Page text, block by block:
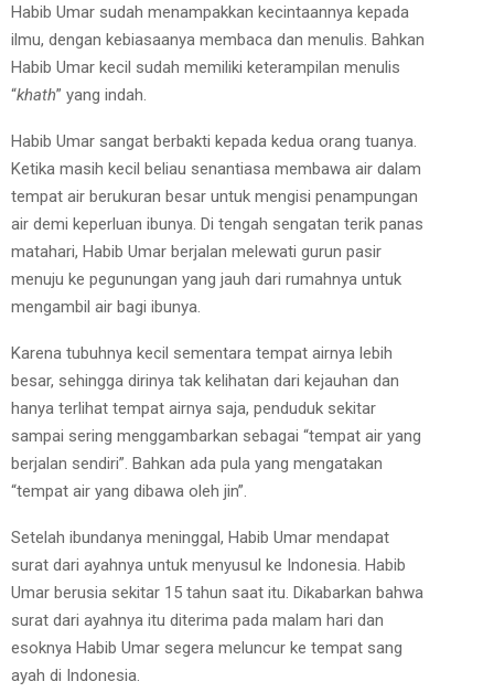
Habib Umar sudah menampakkan kecintaannya kepada
ilmu, dengan kebiasaanya membaca dan menulis. Bahkan
Habib Umar kecil sudah memiliki keterampilan menulis
“khath” yang indah.
Habib Umar sangat berbakti kepada kedua orang tuanya.
Ketika masih kecil beliau senantiasa membawa air dalam
tempat air berukuran besar untuk mengisi penampungan
air demi keperluan ibunya. Di tengah sengatan terik panas
matahari, Habib Umar berjalan melewati gurun pasir
menuju ke pegunungan yang jauh dari rumahnya untuk
mengambil air bagi ibunya.
Karena tubuhnya kecil sementara tempat airnya lebih
besar, sehingga dirinya tak kelihatan dari kejauhan dan
hanya terlihat tempat airnya saja, penduduk sekitar
sampai sering menggambarkan sebagai “tempat air yang
berjalan sendiri”. Bahkan ada pula yang mengatakan
“tempat air yang dibawa oleh jin”.
Setelah ibundanya meninggal, Habib Umar mendapat
surat dari ayahnya untuk menyusul ke Indonesia. Habib
Umar berusia sekitar 15 tahun saat itu. Dikabarkan bahwa
surat dari ayahnya itu diterima pada malam hari dan
esoknya Habib Umar segera meluncur ke tempat sang
ayah di Indonesia.